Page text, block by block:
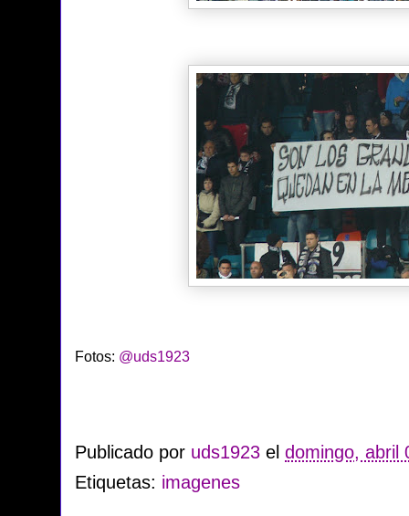
Fotos: @uds1923
Publicado por uds1923 el domingo, abril
Etiquetas: imagenes